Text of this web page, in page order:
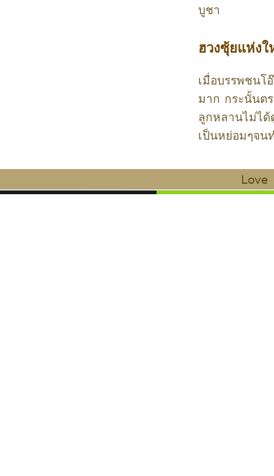
บูชา
ฮวงซุ้ยแห่ง
เมื่อบรรพชนโ
มาก กระนั้นต
ลูกหลานไม่ได้
เป็นหย่อมๆจน